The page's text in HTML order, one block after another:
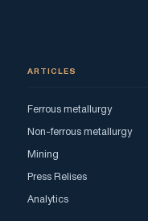
ARTICLES
Ferrous metallurgy
Non-ferrous metallurgy
Mining
Press Relises
Analytics